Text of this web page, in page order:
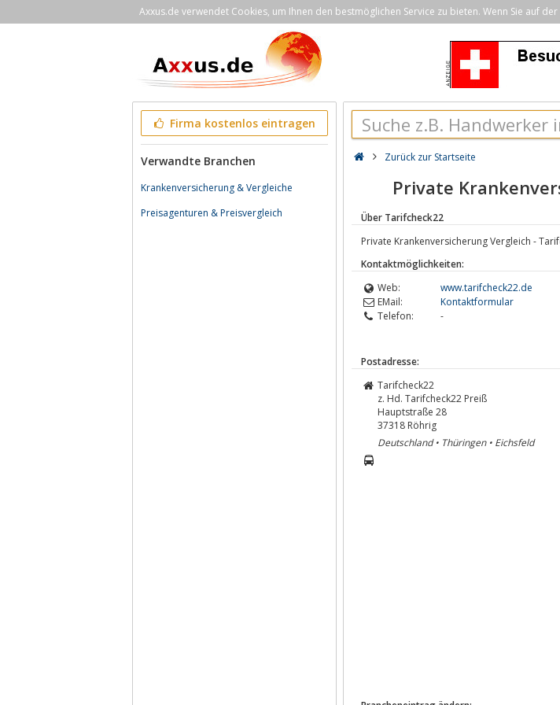
Axxus.de verwendet Cookies, um Ihnen den bestmöglichen Service zu bieten. Wenn Sie auf
Firma kostenlos eintragen
Verwandte Branchen
Krankenversicherung & Vergleiche
Preisagenturen & Preisvergleich
Zurück zur Startseite
Private
Über Tarifcheck22
Private Krankenversicherung Vergleich -
Kontaktmöglichkeiten:
Web:
www.tarifcheck22.de
EMail:
Kontaktformular
Telefon:
-
Postadresse:
Tarifcheck22
z. Hd. Tarifcheck22 Preiß
Hauptstraße 28
37318 Röhrig
Deutschland • Thüringen • Eichsfeld